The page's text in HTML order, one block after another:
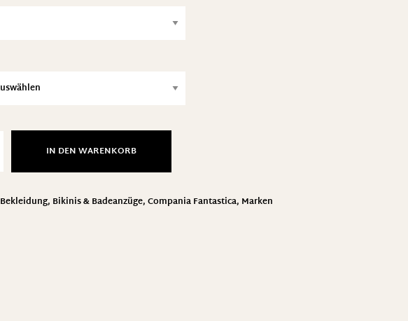
IN DEN WARENKORB
Bekleidung, Bikinis & Badeanzüge,Compania Fantastica, Marken